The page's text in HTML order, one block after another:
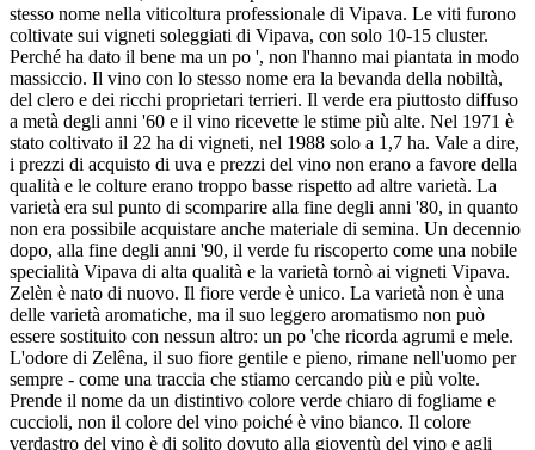
stesso nome nella viticoltura professionale di Vipava. Le viti furono
coltivate sui vigneti soleggiati di Vipava, con solo 10-15 cluster.
Perché ha dato il bene ma un po ', non l'hanno mai piantata in modo
massiccio. Il vino con lo stesso nome era la bevanda della nobiltà,
del clero e dei ricchi proprietari terrieri. Il verde era piuttosto diffuso
a metà degli anni '60 e il vino ricevette le stime più alte. Nel 1971 è
stato coltivato il 22 ha di vigneti, nel 1988 solo a 1,7 ha. Vale a dire,
i prezzi di acquisto di uva e prezzi del vino non erano a favore della
qualità e le colture erano troppo basse rispetto ad altre varietà. La
varietà era sul punto di scomparire alla fine degli anni '80, in quanto
non era possibile acquistare anche materiale di semina. Un decennio
dopo, alla fine degli anni '90, il verde fu riscoperto come una nobile
specialità Vipava di alta qualità e la varietà tornò ai vigneti Vipava.
Zelèn è nato di nuovo. Il fiore verde è unico. La varietà non è una
delle varietà aromatiche, ma il suo leggero aromatismo non può
essere sostituito con nessun altro: un po 'che ricorda agrumi e mele.
L'odore di Zelêna, il suo fiore gentile e pieno, rimane nell'uomo per
sempre - come una traccia che stiamo cercando più e più volte.
Prende il nome da un distintivo colore verde chiaro di fogliame e
cuccioli, non il colore del vino poiché è vino bianco. Il colore
verdastro del vino è di solito dovuto alla gioventù del vino e agli